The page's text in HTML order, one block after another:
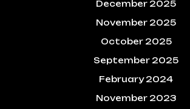
December 2025
November 2025
October 2025
September 2025
February 2024
November 2023